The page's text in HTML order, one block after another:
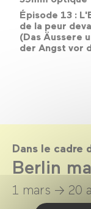
Épisode 13 :
de la peur
(Das Äussere
der Angst vor
Dans le cadre
Berlin
1 mars → 20